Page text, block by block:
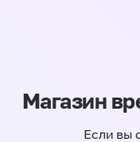
Магазин
Если вы